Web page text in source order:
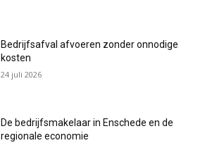
Bedrijfsafval afvoeren zonder onnodige
kosten
24 juli 2026
De bedrijfsmakelaar in Enschede en de
regionale economie